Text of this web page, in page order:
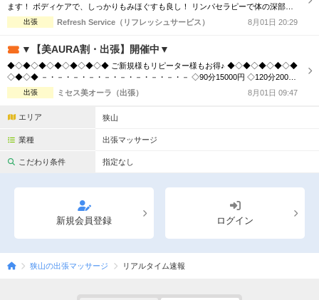
ます！ ボディケアで、しっかりもみほぐすも良し！ リンパセラピーで体の深部ま
で癒すも良し！ 出張マッサージ・リラクゼーション リフレッシュサービスでは、
技術接遇研修検定をクリアした女性セラピストがお伺いします！ 清楚で、清潔感
軽にご利用い...
出張 Refresh Service（リフレッシュサービス） 8月01日 20:29
▼【美AURA割・出張】開催中▼
◆◇◆◇◆◇◆◇◆◇◆◇◆ ご新規様もリピーター様もお得♪ ◆◇◆◇◆◇◆◇◆
◇◆◇◆ －・－・－・－・－・－・－・－・－・－ ◇90分15000円 ◇120分20000
円 ◇150分25000円 ◇180分30000円 －・－・－・－・－・－・－・－・－・－ ※
指名料別途・本指名料別途 ※大阪市内出張費無料 ※大阪市外についてはお問い合
出張 ミセス美オーラ（出張） 8月01日 09:47
エリア 狭山
業種 出張マッサージ
こだわり条件 指定なし
新規会員登録 ログイン
狭山の出張マッサージ リアルタイム速報